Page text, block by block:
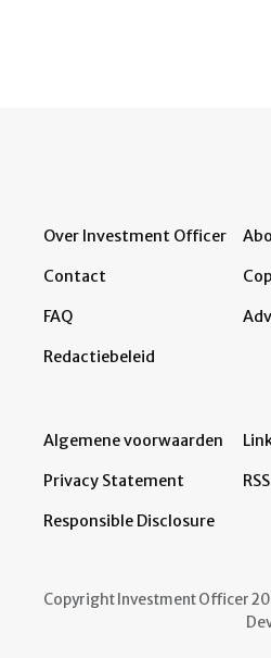
Over Investment Officer
Contact
FAQ
Redactiebeleid
Algemene voorwaarden
Privacy Statement
Responsible Disclosure
RSS
Copyright Investment Officer